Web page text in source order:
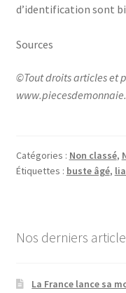
d’identification sont
Sources
©Tout droits articles et
Catégories : Non classé,
Étiquettes : buste âgé,
Nos derniers
La France lance sa